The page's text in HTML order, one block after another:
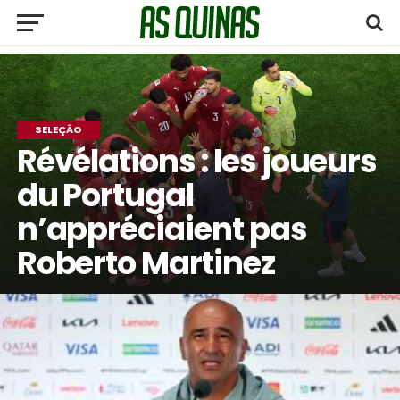
SELEÇÃO
Révélations : les joueurs
du Portugal
n’appréciaient pas
Roberto Martinez